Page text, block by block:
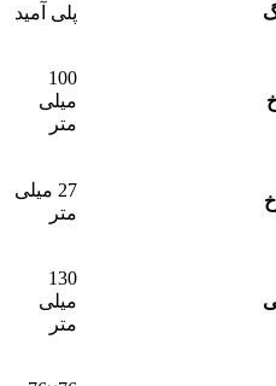
پلی آمید
100
میلی
متر
27 میلی
متر
130
میلی
متر